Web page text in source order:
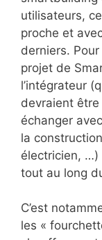
utilisateurs,
proche et
derniers.
projet de
l’intégrateur
devraient
échanger
la
électricien, …)
tout au long
C’est
les «